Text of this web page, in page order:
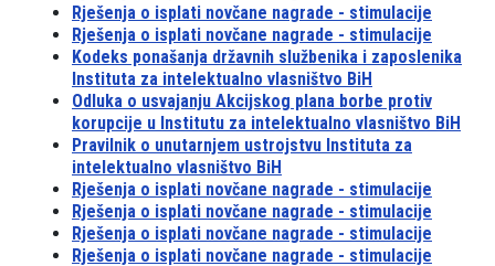
Rješenja o isplati novčane nagrade - stimulacije
Rješenja o isplati novčane nagrade - stimulacije
Kodeks ponašanja državnih službenika i zaposlenika
Instituta za intelektualno vlasništvo BiH
Odluka o usvajanju Akcijskog plana borbe protiv
korupcije u Institutu za intelektualno vlasništvo BiH
Pravilnik o unutarnjem ustrojstvu Instituta za
intelektualno vlasništvo BiH
Rješenja o isplati novčane nagrade - stimulacije
Rješenja o isplati novčane nagrade - stimulacije
Rješenja o isplati novčane nagrade - stimulacije
Rješenja o isplati novčane nagrade - stimulacije